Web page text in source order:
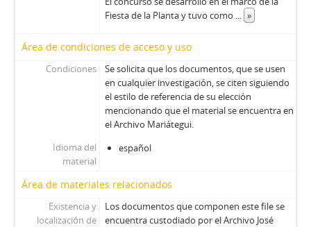
Fiesta de la Planta y tuvo como ... »
Área de condiciones de acceso y uso
Condiciones
Se solicita que los documentos, que se usen
en cualquier investigación, se citen siguiendo
el estilo de referencia de su elección
mencionando que el material se encuentra en
el Archivo Mariátegui.
Idioma del
material
español
Área de materiales relacionados
Existencia y
localización de
Los documentos que componen este file se
encuentra custodiado por el Archivo José